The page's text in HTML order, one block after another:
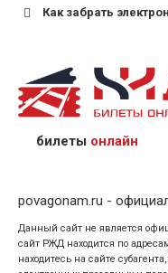
Как забрать
назвав кассиру 14-
предъявив
кого оформлен
билеты онлайн
povagonam.ru -
Данный сайт не является
сайт РЖД находится по
находитесь на сайте